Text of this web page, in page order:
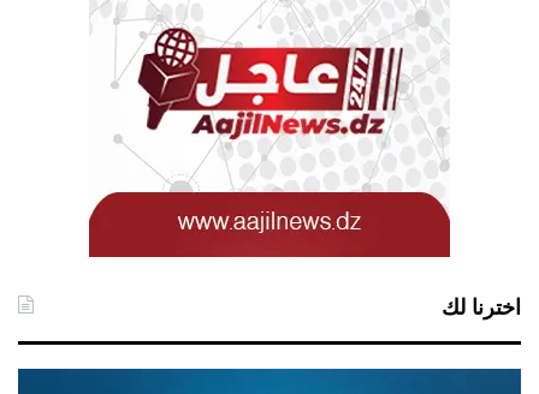
اخترنا لك